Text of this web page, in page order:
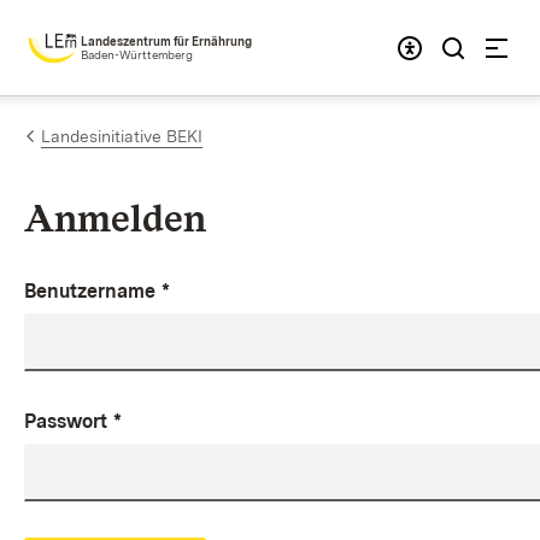
Zum Inhalt springen
Landeszentrum für Ernährung
Baden-Württemberg
Landesinitiative BEKI
Anmelden
Benutzername *
Passwort *